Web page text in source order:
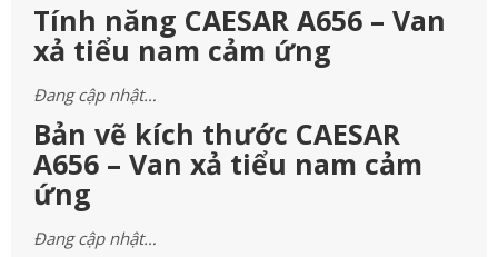
Tính năng CAESAR A656 – Van
xả tiểu nam cảm ứng
Đang cập nhật…
Bản vẽ kích thước CAESAR
A656 – Van xả tiểu nam cảm
ứng
Đang cập nhật…